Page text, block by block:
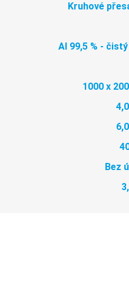
Kruhové
Al 99,5 % -
1000 x
Bez